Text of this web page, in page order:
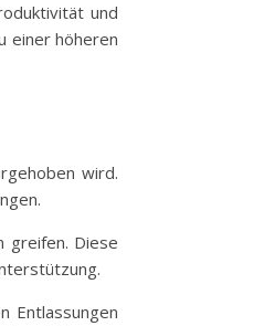
und
einer höheren
wird.
greifen. Diese
Entlassungen